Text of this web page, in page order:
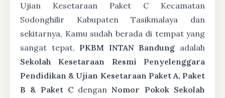
Ujian Kesetaraan Paket C Kecamatan
Sodonghilir Kabupaten Tasikmalaya dan
sekitarnya, Kamu sudah berada di tempat yang
sangat tepat, PKBM INTAN Bandung adalah
Sekolah Kesetaraan Resmi Penyelenggara
Pendidikan & Ujian Kesetaraan Paket A, Paket
B & Paket CdenganNomor Pokok Sekolah